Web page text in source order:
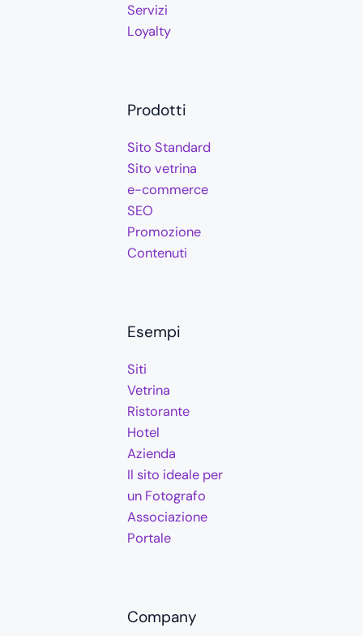
Servizi
Loyalty
Prodotti
Sito Standard
Sito vetrina
e-commerce
SEO
Promozione
Contenuti
Esempi
Siti
Vetrina
Ristorante
Hotel
Azienda
Il sito ideale per
un Fotografo
Associazione
Portale
Company